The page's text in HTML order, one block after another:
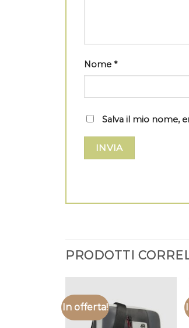
Nome *
Salva il mio nome,
PRODOTTI
In offerta!